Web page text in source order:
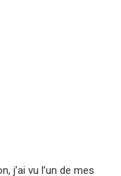
j’ai vu l’un de mes